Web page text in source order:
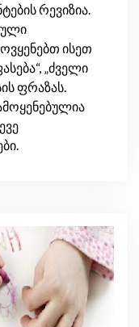
რევიზია.
ისეთ
„ძველი
ფრაზას.